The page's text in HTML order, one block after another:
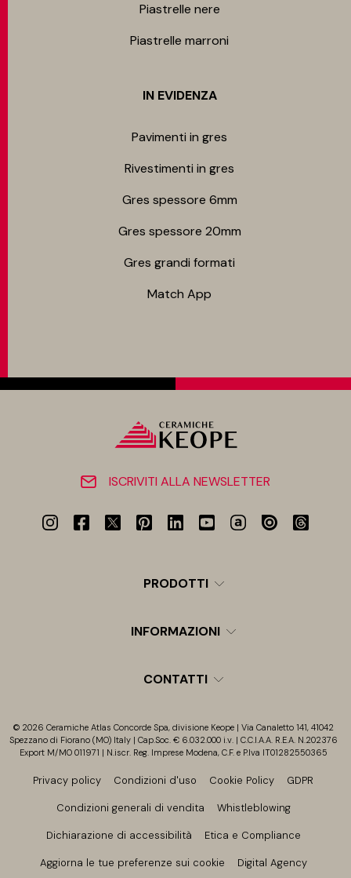
Piastrelle nere
Piastrelle marroni
IN EVIDENZA
Pavimenti in gres
Rivestimenti in gres
Gres spessore 6mm
Gres spessore 20mm
Gres grandi formati
Match App
ISCRIVITI ALLA NEWSLETTER
PRODOTTI
INFORMAZIONI
CONTATTI
© 2026 Ceramiche Atlas Concorde Spa, divisione Keope | Via Canaletto 141, 41042
Spezzano di Fiorano (MO) Italy | Cap.Soc. € 6.032.000 i.v. | C.C.I.A.A. R.E.A. N.202376
Export M/MO 011971 | N.iscr. Reg. Imprese Modena, C.F. e P.Iva IT01282550365
Privacy policy Condizioni d'uso Cookie Policy GDPR
Condizioni generali di vendita Whistleblowing
Dichiarazione di accessibilità Etica e Compliance
Aggiorna le tue preferenze sui cookie Digital Agency